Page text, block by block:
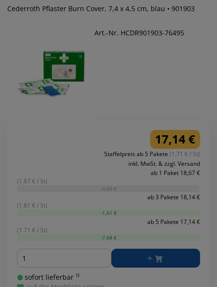
Cederroth Pflaster Burn Cover, 7,4 x 4,5 cm, blau • 901903
Art.-Nr. HCDR901903-76495
17,14 €
Staffelpreis ab 5 Pakete (1.71 € / St)
inkl. MwSt. & zzgl. Versand
ab 1 Paket 18,67 €
(1.87 € / St)
-0,00 €
ab 3 Pakete 18,14 €
(1.81 € / St)
-1,61 €
ab 5 Pakete 17,14 €
(1.71 € / St)
-7,68 €
Menge
sofort lieferbar ¹⁾